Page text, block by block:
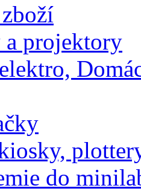
projektory
do